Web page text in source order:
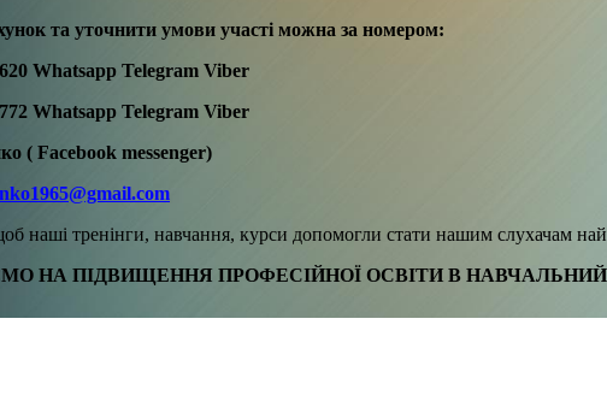
та уточнити умови участі можна за номером:
Whatsapp Telegram Viber
Whatsapp Telegram Viber
( Facebook messenger)
наші тренінги, навчання, курси допомогли стати нашим слухачам
НА ПІДВИЩЕННЯ ПРОФЕСІЙНОЇ ОСВІТИ В